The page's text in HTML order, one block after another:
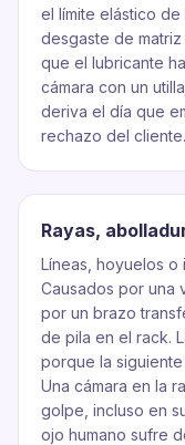
el límite elástico
desgaste de
que el lubricante
cámara con un
deriva el día que
rechazo del cliente.
Rayas,
Líneas, hoyuelos o
Causados por una
por un brazo
de pila en el rack.
porque la
Una cámara en la
golpe, incluso en
ojo humano sufre